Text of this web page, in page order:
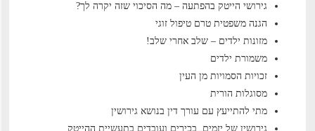
גירושי הייטק בהפתעה – מה הסיכוי שזה יקרה לך?
הגנה משפטית טרם טיפול זוגי
מזונות ילדים – שלב אחרי שלב!
משמורת ילדים
זכויות הסמויות מן העין
מסוגלות הורית
מתי להתייעץ עם עורך דין בנושא גירושין
גירושין של יזמים, בכירים ועובדים בתעשיית ההייטק